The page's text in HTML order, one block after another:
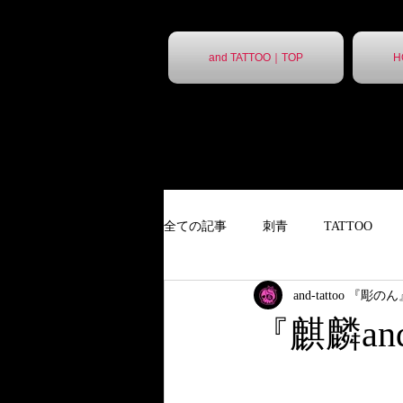
and TATTOO｜TOP
全ての記事 刺青 TATTOO
タトゥー ポス
『麒麟
and-tattoo 『彫のん